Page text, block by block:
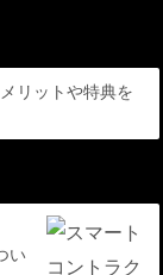
リットや特典を
い